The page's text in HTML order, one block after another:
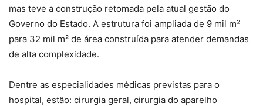
mas teve a construção retomada pela atual gestão do
Governo do Estado. A estrutura foi ampliada de 9 mil m²
para 32 mil m² de área construída para atender demandas
de alta complexidade.
Dentre as especialidades médicas previstas para o
hospital, estão: cirurgia geral, cirurgia do aparelho